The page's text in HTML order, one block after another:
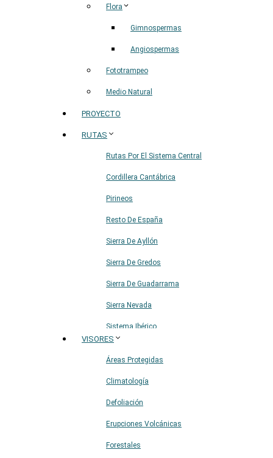
Flora
Gimnospermas
Angiospermas
Fototrampeo
Medio Natural
PROYECTO
RUTAS
Rutas Por El Sistema Central
Cordillera Cantábrica
Pirineos
Resto De España
Sierra De Ayllón
Sierra De Gredos
Sierra De Guadarrama
Sierra Nevada
Sistema Ibérico
VISORES
Áreas Protegidas
Climatología
Defoliación
Erupciones Volcánicas
Forestales